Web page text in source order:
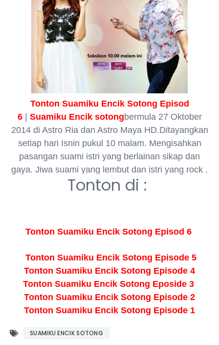
Tonton Suamiku Encik Sotong Episod
6| Suamiku Encik sotongbermula 27 Oktober
2014 di Astro Ria dan Astro Maya HD.Ditayangkan
setiap hari Isnin pukul 10 malam. Mengisahkan
pasangan suami istri yang berlainan sikap dan
gaya. Jiwa suami yang lembut dan istri yang rock .
Tonton di :
Tonton Suamiku Encik Sotong Episod 6
Tonton Suamiku Encik Sotong Episode 5
Tonton Suamiku Encik Sotong Episode 4
Tonton Suamiku Encik Sotong Eposide 3
Tonton Suamiku Encik Sotong Episode 2
Tonton Suamiku Encik Sotong Episode 1
SUAMIKU ENCIK SOTONG